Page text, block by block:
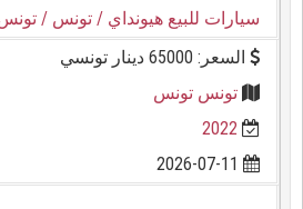
سيارات للبيع هيونداي / تونس /
السعر: 65000 دينار تونسي
تونس تونس
2022